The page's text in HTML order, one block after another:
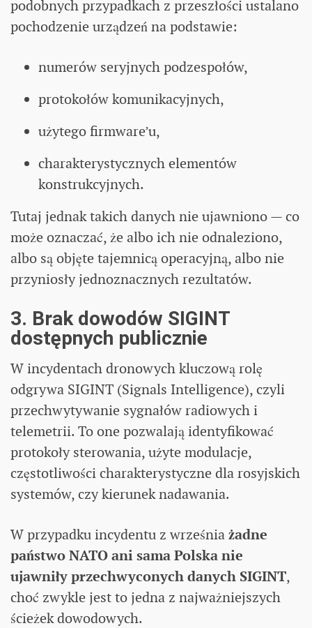
podobnych przypadkach z przeszłości ustalano
pochodzenie urządzeń na podstawie:
numerów seryjnych podzespołów,
protokołów komunikacyjnych,
użytego firmware’u,
charakterystycznych elementów
konstrukcyjnych.
Tutaj jednak takich danych nie ujawniono — co
może oznaczać, że albo ich nie odnaleziono,
albo są objęte tajemnicą operacyjną, albo nie
przyniosły jednoznacznych rezultatów.
3. Brak dowodów SIGINT
dostępnych publicznie
W incydentach dronowych kluczową rolę
odgrywa SIGINT (Signals Intelligence), czyli
przechwytywanie sygnałów radiowych i
telemetrii. To one pozwalają identyfikować
protokoły sterowania, użyte modulacje,
częstotliwości charakterystyczne dla rosyjskich
systemów, czy kierunek nadawania.
W przypadku incydentu z wrześniażadne
państwo NATO ani sama Polska nie
ujawniły przechwyconych danych SIGINT,
choć zwykle jest to jedna z najważniejszych
ścieżek dowodowych.